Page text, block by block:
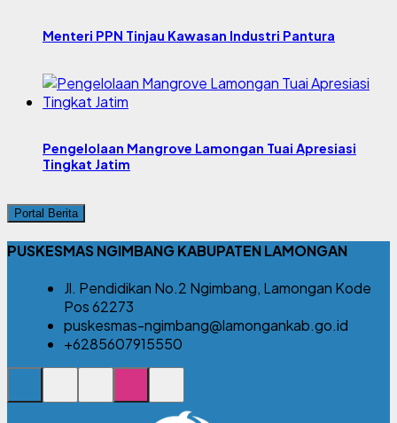
Menteri PPN Tinjau Kawasan Industri Pantura
Pengelolaan Mangrove Lamongan Tuai Apresiasi
Tingkat Jatim
Portal Berita
PUSKESMAS NGIMBANG KABUPATEN LAMONGAN
Jl. Pendidikan No.2 Ngimbang, Lamongan Kode
Pos 62273
puskesmas-ngimbang@lamongankab.go.id
+6285607915550